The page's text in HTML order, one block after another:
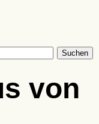
Suchen
von